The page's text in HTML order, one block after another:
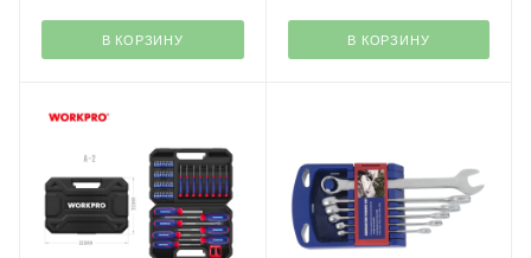
В КОРЗИНУ В КОРЗИНУ